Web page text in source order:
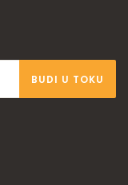
BUDI U TOKU